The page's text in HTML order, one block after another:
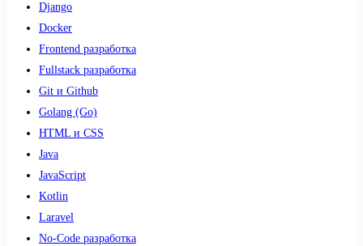
Django
Docker
Frontend разработка
Fullstack разработка
Git и Github
Golang (Go)
HTML и CSS
Java
JavaScript
Kotlin
Laravel
No-Code разработка